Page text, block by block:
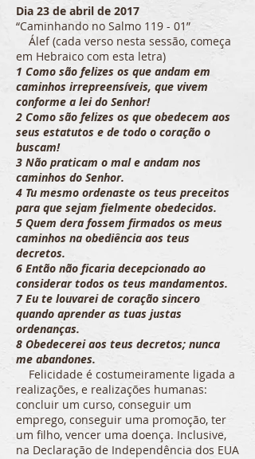
Dia 23 de abril de 2017
“Caminhando no Salmo 119 - 01”
Álef (cada verso nesta sessão, começa
em Hebraico com esta letra)
1 Como são felizes os que andam em
caminhos irrepreensíveis, que vivem
conforme a lei do Senhor!
2 Como são felizes os que obedecem aos
seus estatutos e de todo o coração o
buscam!
3 Não praticam o mal e andam nos
caminhos do Senhor.
4 Tu mesmo ordenaste os teus preceitos
para que sejam fielmente obedecidos.
5 Quem dera fossem firmados os meus
caminhos na obediência aos teus
decretos.
6 Então não ficaria decepcionado ao
considerar todos os teus mandamentos.
7 Eu te louvarei de coração sincero
quando aprender as tuas justas
ordenanças.
8 Obedecerei aos teus decretos; nunca
me abandones.
Felicidade é costumeiramente ligada a
realizações, e realizações humanas:
concluir um curso, conseguir um
emprego, conseguir uma promoção, ter
um filho, vencer uma doença. Inclusive,
na Declaração de Independência dos EUA